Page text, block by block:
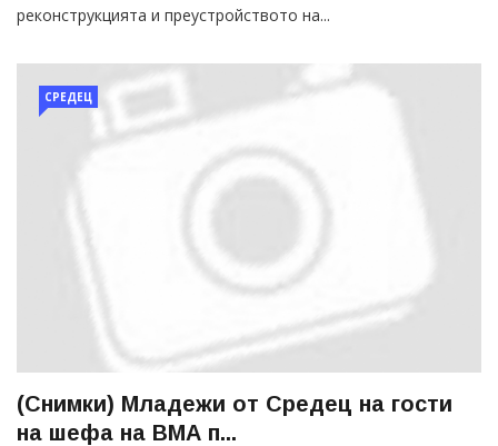
реконструкцията и преустройството на...
СРЕДЕЦ
(Снимки) Младежи от Средец на гости
на шефа на ВМА п...